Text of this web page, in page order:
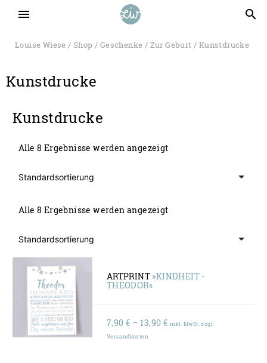
menu search
Louise Wiese / Shop / Geschenke / Zur Geburt / Kunstdrucke
Kunstdrucke
Kunstdrucke
Alle 8 Ergebnisse werden angezeigt
Alle 8 Ergebnisse werden angezeigt
ARTPRINT »KINDHEIT -
THEODOR«
7,90 € –13,90 €Preisspanne:
inkl. MwSt. zzgl.
Versandkosten